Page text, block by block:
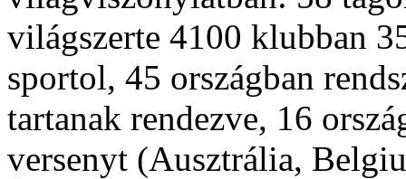
világszerte 4100 klubban
sportol, 45 országban
tartanak rendezve, 16
versenyt (Ausztrália,